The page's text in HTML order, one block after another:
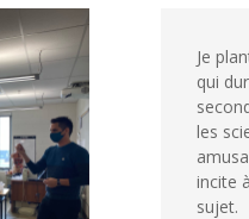
Je
qui
les
incite
sujet.